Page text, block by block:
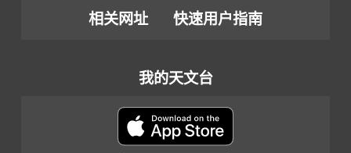
相关网址
快速用户指南
我的天文台